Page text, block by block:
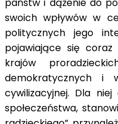
swoich wpływów w
politycznych jego
pojawiające się coraz
krajów
demokratycznych i
cywilizacyjnej. Dla
społeczeństwa,